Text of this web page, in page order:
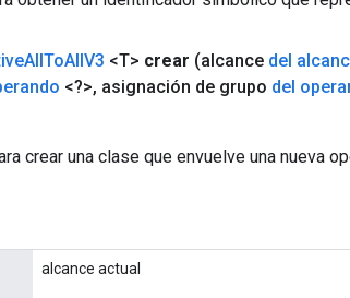
AllToAllV3 <T> crear (alcance del
<?>, asignación de grupo del
crear una clase que envuelve una nueva
alcance actual